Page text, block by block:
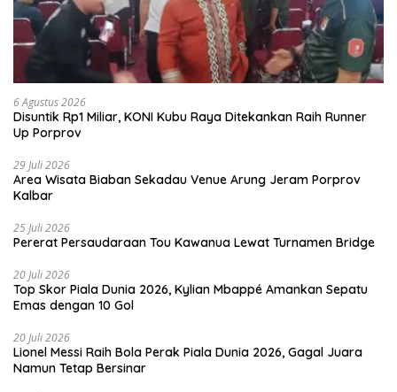
6 Agustus 2026
Disuntik Rp1 Miliar, KONI Kubu Raya Ditekankan Raih Runner
Up Porprov
29 Juli 2026
Area Wisata Biaban Sekadau Venue Arung Jeram Porprov
Kalbar
25 Juli 2026
Pererat Persaudaraan Tou Kawanua Lewat Turnamen Bridge
20 Juli 2026
Top Skor Piala Dunia 2026, Kylian Mbappé Amankan Sepatu
Emas dengan 10 Gol
20 Juli 2026
Lionel Messi Raih Bola Perak Piala Dunia 2026, Gagal Juara
Namun Tetap Bersinar